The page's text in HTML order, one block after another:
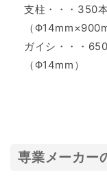
支柱・・・350本
（
ガイシ・・・
（Φ14mm）
専業メーカー